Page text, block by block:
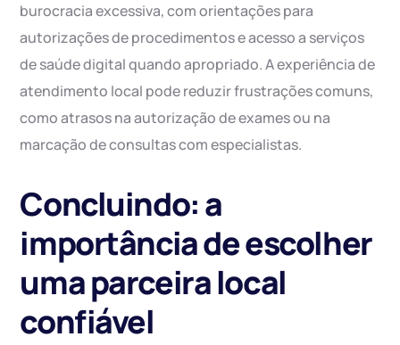
burocracia excessiva, com orientações para
autorizações de procedimentos e acesso a serviços
de saúde digital quando apropriado. A experiência de
atendimento local pode reduzir frustrações comuns,
como atrasos na autorização de exames ou na
marcação de consultas com especialistas.
Concluindo: a
importância de escolher
uma parceira local
confiável